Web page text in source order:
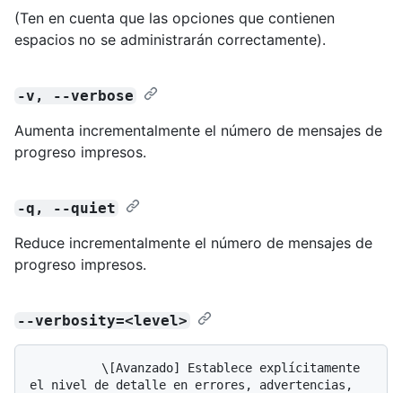
(Ten en cuenta que las opciones que contienen
espacios no se administrarán correctamente).
-v, --verbose
Aumenta incrementalmente el número de mensajes de
progreso impresos.
-q, --quiet
Reduce incrementalmente el número de mensajes de
progreso impresos.
--verbosity=<level>
el nivel de detalle en errores, advertencias,